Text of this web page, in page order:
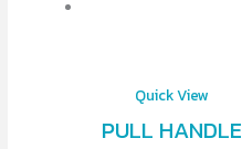
Quick View
PULL HANDLE